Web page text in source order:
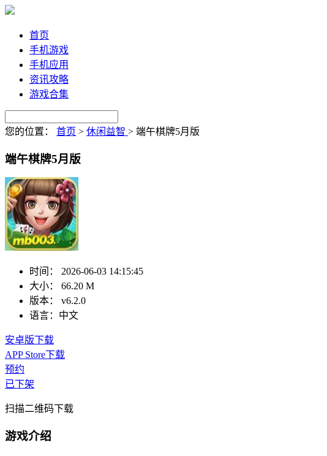
首页
手机游戏
手机应用
资讯攻略
游戏合集
您的位置： 首页 > 休闲益智 > 端午棋牌5月版
端午棋牌5月版
时间：
2026-06-03 14:15:45
大小：
66.20 M
版本：
v6.2.0
语言： 中文
安卓版下载
APP Store下载
预约
已下架
扫描二维码下载
游戏介绍